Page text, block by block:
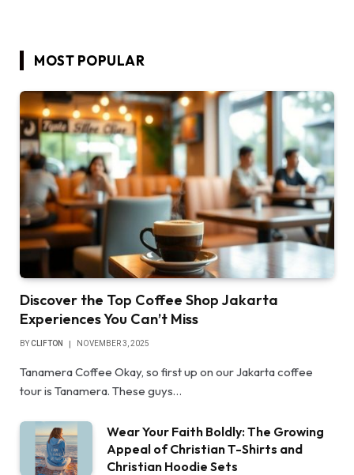
MOST POPULAR
Discover the Top Coffee Shop Jakarta
Experiences You Can’t Miss
BYCLIFTON NOVEMBER 3, 2025
Tanamera Coffee Okay, so first up on our Jakarta coffee
tour is Tanamera. These guys…
Wear Your Faith Boldly: The Growing
Appeal of Christian T-Shirts and
Christian Hoodie Sets